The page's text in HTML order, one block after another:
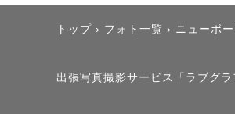
トップ › フォト一覧 › ニューボ
出張写真撮影サービス「ラブグ